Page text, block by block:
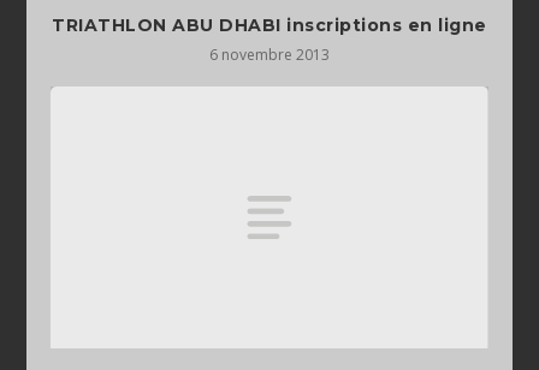
TRIATHLON ABU DHABI inscriptions en ligne
6 novembre 2013